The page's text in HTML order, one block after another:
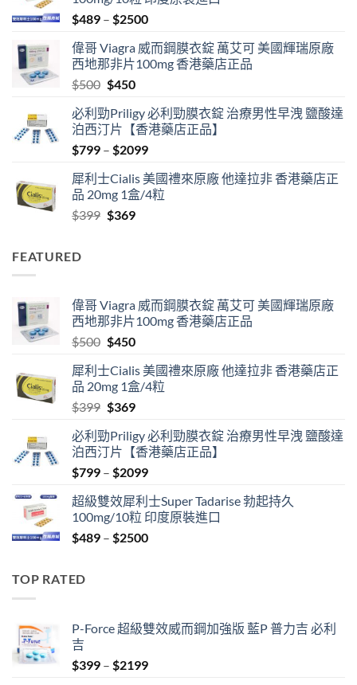
$489 – $2500Price
$489
through
偉哥 Viagra 威而鋼膜衣錠 萬艾可 美國輝瑞原廠
西地那非片100mg 香港藥店正品
$500 Original
was:
$500.
$450Current
is:
$450.
必利勁Priligy 必利勁膜衣錠 治療男性早洩 鹽酸達
泊西汀片【香港藥店正品】
$799 – $2099Price
$799
through
犀利士Cialis 美國禮來原廠 他達拉非 香港藥店正
品 20mg 1盒/4粒
$399 Original
$369Current
FEATURED
偉哥 Viagra 威而鋼膜衣錠 萬艾可 美國輝瑞原廠
西地那非片100mg 香港藥店正品
$500 Original
was:
$500.
$450Current
is:
$450.
犀利士Cialis 美國禮來原廠 他達拉非 香港藥店正
品 20mg 1盒/4粒
$399 Original
was:
$399.
$369Current
is:
$369.
必利勁Priligy 必利勁膜衣錠 治療男性早洩 鹽酸達
泊西汀片【香港藥店正品】
$799 – $2099Price
$799
through
$2099
超級雙效犀利士Super Tadarise 勃起持久
100mg/10粒 印度原裝進口
$489 – $2500Price
TOP RATED
P-Force 超級雙效威而鋼加強版 藍P 普力吉 必利
吉
$399 – $2199Price